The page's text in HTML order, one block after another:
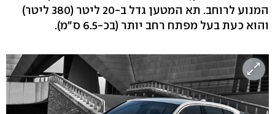
המנוע לרוחב. תא המטען גדל ב-20 ליטר (380 ליטר)
והוא כעת בעל מפתח רחב יותר (בכ-6.5 ס"מ).